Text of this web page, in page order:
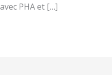
PHA et […]